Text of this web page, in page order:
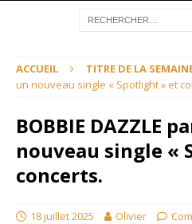
ACCUEIL TITRE DE LA
un nouveau single « Spotlight » et
BOBBIE DAZZLE
nouveau single «
concerts.
18 juillet 2025 Olivier